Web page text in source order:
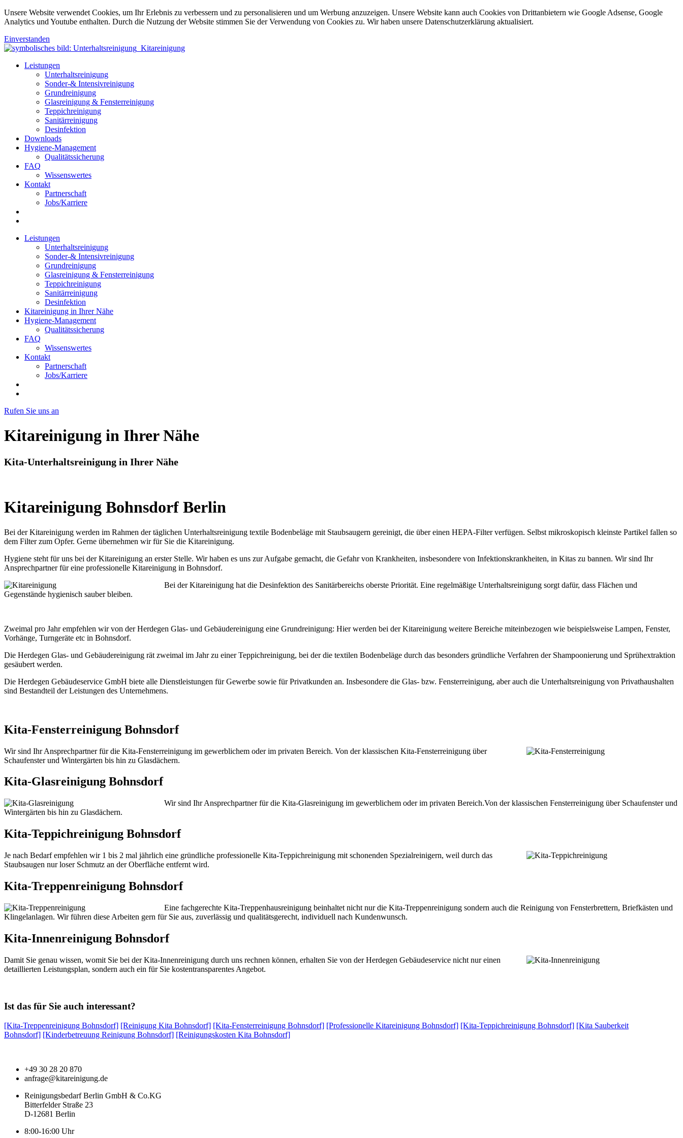
Unsere Website verwendet Cookies, um Ihr Erlebnis zu verbessern und zu personalisieren und um Werbung anzuzeigen. Unsere Website kann auch Cookies von Drittanbietern wie Google Adsense, Google
Analytics und Youtube enthalten. Durch die Nutzung der Website stimmen Sie der Verwendung von Cookies zu. Wir haben unsere Datenschutzerklärung aktualisiert.
Einverstanden
Leistungen
Unterhaltsreinigung
Sonder-& Intensivreinigung
Grundreinigung
Glasreinigung & Fensterreinigung
Teppichreinigung
Sanitärreinigung
Desinfektion
Downloads
Hygiene-Management
Qualitätssicherung
FAQ
Wissenswertes
Kontakt
Partnerschaft
Jobs/Karriere
Leistungen
Unterhaltsreinigung
Sonder-& Intensivreinigung
Grundreinigung
Glasreinigung & Fensterreinigung
Teppichreinigung
Sanitärreinigung
Desinfektion
Kitareinigung in Ihrer Nähe
Hygiene-Management
Qualitätssicherung
FAQ
Wissenswertes
Kontakt
Partnerschaft
Jobs/Karriere
Rufen Sie uns an
Kitareinigung in Ihrer Nähe
Kita-Unterhaltsreinigung in Ihrer Nähe
Kitareinigung Bohnsdorf Berlin
Bei der Kitareinigung werden im Rahmen der täglichen Unterhaltsreinigung textile Bodenbeläge mit Staubsaugern gereinigt, die über einen HEPA-Filter verfügen. Selbst mikroskopisch kleinste Partikel fallen so
dem Filter zum Opfer. Gerne übernehmen wir für Sie die Kitareinigung.
Hygiene steht für uns bei der Kitareinigung an erster Stelle. Wir haben es uns zur Aufgabe gemacht, die Gefahr von Krankheiten, insbesondere von Infektionskrankheiten, in Kitas zu bannen. Wir sind Ihr
Ansprechpartner für eine professionelle Kitareinigung in Bohnsdorf.
Bei der Kitareinigung hat die Desinfektion des Sanitärbereichs oberste Priorität. Eine regelmäßige Unterhaltsreinigung sorgt dafür, dass Flächen und
Gegenstände hygienisch sauber bleiben.
Zweimal pro Jahr empfehlen wir von der Herdegen Glas- und Gebäudereinigung eine Grundreinigung: Hier werden bei der Kitareinigung weitere Bereiche miteinbezogen wie beispielsweise Lampen, Fenster,
Vorhänge, Turngeräte etc in Bohnsdorf.
Die Herdegen Glas- und Gebäudereinigung rät zweimal im Jahr zu einer Teppichreinigung, bei der die textilen Bodenbeläge durch das besonders gründliche Verfahren der Shampoonierung und Sprühextraktion
gesäubert werden.
Die Herdegen Gebäudeservice GmbH biete alle Dienstleistungen für Gewerbe sowie für Privatkunden an. Insbesondere die Glas- bzw. Fensterreinigung, aber auch die Unterhaltsreinigung von Privathaushalten
sind Bestandteil der Leistungen des Unternehmens.
Kita-Fensterreinigung Bohnsdorf
Wir sind Ihr Ansprechpartner für die Kita-Fensterreinigung im gewerblichem oder im privaten Bereich. Von der klassischen Kita-Fensterreinigung über
Schaufenster und Wintergärten bis hin zu Glasdächern.
Kita-Glasreinigung Bohnsdorf
Wir sind Ihr Ansprechpartner für die Kita-Glasreinigung im gewerblichem oder im privaten Bereich.Von der klassischen Fensterreinigung über Schaufenster und
Wintergärten bis hin zu Glasdächern.
Kita-Teppichreinigung Bohnsdorf
Je nach Bedarf empfehlen wir 1 bis 2 mal jährlich eine gründliche professionelle Kita-Teppichreinigung mit schonenden Spezialreinigern, weil durch das
Staubsaugen nur loser Schmutz an der Oberfläche entfernt wird.
Kita-Treppenreinigung Bohnsdorf
Eine fachgerechte Kita-Treppenhausreinigung beinhaltet nicht nur die Kita-Treppenreinigung sondern auch die Reinigung von Fensterbrettern, Briefkästen und
Klingelanlagen. Wir führen diese Arbeiten gern für Sie aus, zuverlässig und qualitätsgerecht, individuell nach Kundenwunsch.
Kita-Innenreinigung Bohnsdorf
Damit Sie genau wissen, womit Sie bei der Kita-Innenreinigung durch uns rechnen können, erhalten Sie von der Herdegen Gebäudeservice nicht nur einen
detaillierten Leistungsplan, sondern auch ein für Sie kostentransparentes Angebot.
Ist das für Sie auch interessant?
[Kita-Treppenreinigung Bohnsdorf] [Reinigung Kita Bohnsdorf] [Kita-Fensterreinigung Bohnsdorf] [Professionelle Kitareinigung Bohnsdorf] [Kita-Teppichreinigung Bohnsdorf] [Kita Sauberkeit
Bohnsdorf] [Kinderbetreuung Reinigung Bohnsdorf] [Reinigungskosten Kita Bohnsdorf]
+49 30 28 20 870
anfrage@kitareinigung.de
Reinigungsbedarf Berlin GmbH & Co.KG
Bitterfelder Straße 23
D-12681 Berlin
8:00-16:00 Uhr